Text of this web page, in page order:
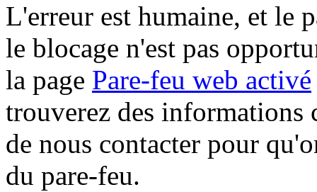
L'erreur est humaine, et le
le blocage n'est pas
la page Pare-feu web activé
trouverez des informations
de nous contacter pour
du pare-feu.